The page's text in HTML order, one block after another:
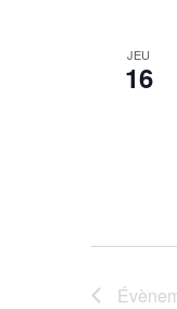
vues
JEU
16